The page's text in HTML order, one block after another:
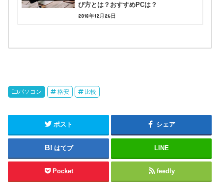
び方とは？おすすめPCは？
2018年12月26日
パソコン 格安 比較
ポスト シェア
はてブ LINE
Pocket feedly